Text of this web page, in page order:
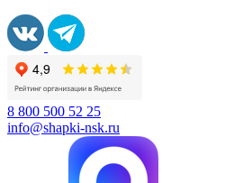
8 800 500 52 25
info@shapki-nsk.ru